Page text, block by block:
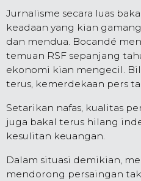
Jurnalisme secara luas
keadaan yang kian
dan mendua. Bocandé
temuan RSF sepanjang
ekonomi kian mengecil.
terus, kemerdekaan pers
Setarikan nafas, kualitas
juga bakal terus hilang
kesulitan keuangan.
Dalam situasi demikian,
mendorong persaingan